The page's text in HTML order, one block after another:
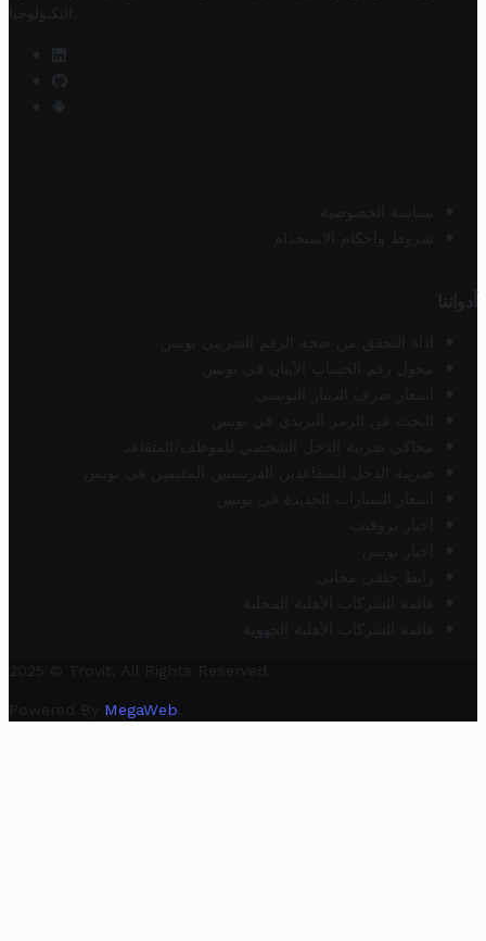
التكنولوجيا
سياسة الخصوصية
شروط وأحكام الاستخدام
أدواتنا
أداة التحقق من صحة الرقم الضريبي تونس
محول رقم الحساب الآيبان في تونس
أسعار صرف الدينار التونسي
البحث عن الرمز البريدي في تونس
محاكي ضريبة الدخل الشخصي للموظف/المتقاعد
ضريبة الدخل للمتقاعدين الفرنسيين المقيمين في تونس
أسعار السيارات الجديدة في تونس
أخبار تروفيت
أخبار تونس
رابط خلفي مجاني
قائمة الشركات الأهلية المحلية
قائمة الشركات الأهلية الجهوية
2025 © Trovit. All Rights Reserved.
Powered By MegaWeb